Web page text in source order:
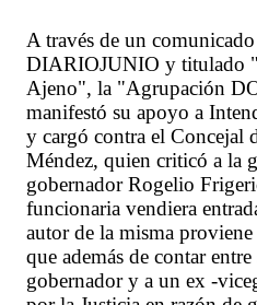
A través de un
DIARIOJUNIO y titulado
Ajeno", la "Agrupación
manifestó su apoyo a
y cargó contra el Concejal
Méndez, quien criticó a la
gobernador Rogelio
funcionaria vendiera
autor de la misma
que además de contar
gobernador y a un ex -